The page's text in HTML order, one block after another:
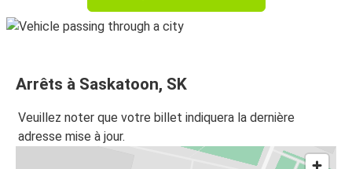
Arrêts à Saskatoon, SK
Veuillez noter que votre billet indiquera la dernière
adresse mise à jour.